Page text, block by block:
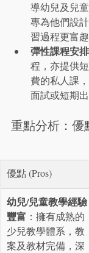
導幼兒及兒
專為他們設
習過程更富趣
彈性課程安排
程，亦提供
費的私人課
面試或短期出
重點分析：優
優點 (Pros)
幼兒/兒童教學經驗
豐富 ：擁有成熟的
少兒教學體系，教
案及教材完備，深